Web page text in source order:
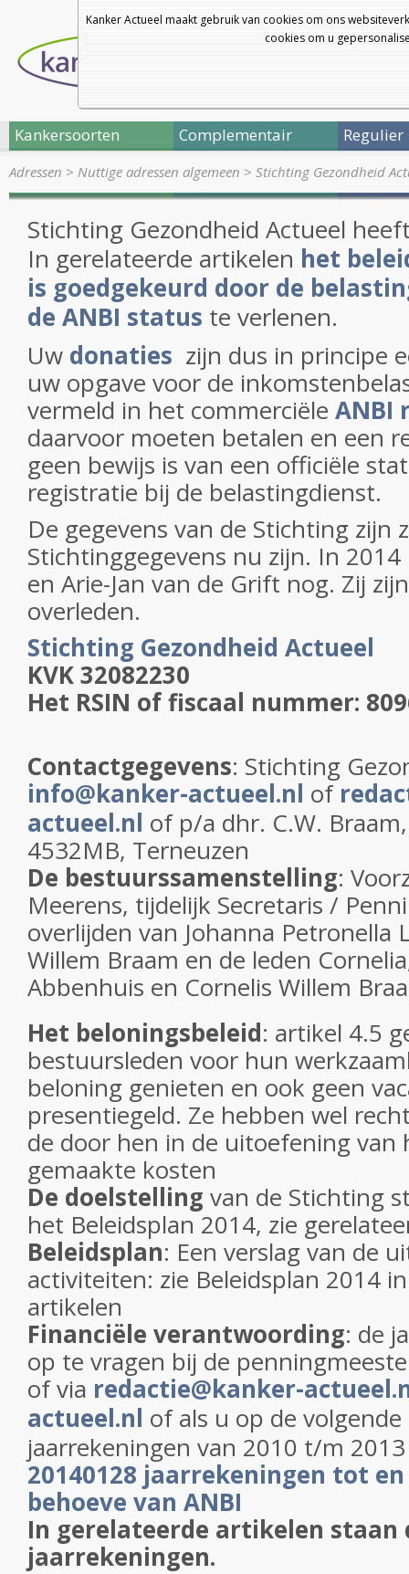
Kanker Actueel maakt gebruik van cookies om ons
cookies om u
Kankersoorten Complementair Regulier
Adressen > Nuttige adressen algemeen > Stichting Gezondheid
Stichting Gezondheid Actueel
In gerelateerde artikelen het
is goedgekeurd door de
de ANBI status te verlenen.
Uw donaties zijn dus in principe
uw opgave voor de
vermeld in het commerciële ANBI
daarvoor moeten betalen en een
geen bewijs is van een officiële
registratie bij de belastingdienst.
De gegevens van de Stichting zijn
Stichtinggegevens nu zijn. In
en Arie-Jan van de Grift nog. Zij
overleden.
Stichting Gezondheid Actueel
KVK 32082230
Het RSIN of fiscaal nummer:
Contactgegevens: Stichting
info@kanker-actueel.nl of
actueel.nl of p/a dhr. C.W.
4532MB, Terneuzen
De bestuurssamenstelling:
Meerens, tijdelijk Secretaris /
overlijden van Johanna Petronella
Willem Braam en de leden
Abbenhuis en Cornelis Willem
Het beloningsbeleid: artikel 4.5
bestuursleden voor hun
beloning genieten en ook geen
presentiegeld. Ze hebben wel
de door hen in de uitoefening van
gemaakte kosten
De doelstelling van de Stichting
het Beleidsplan 2014, zie
Beleidsplan: Een verslag van de
activiteiten: zie Beleidsplan 2014
artikelen
Financiële verantwoording: de
op te vragen bij de
of via redactie@kanker-
actueel.nl of als u op de
jaarrekeningen van 2010 t/m
20140128 jaarrekeningen tot
behoeve van ANBI
In gerelateerde artikelen staan
jaarrekeningen.